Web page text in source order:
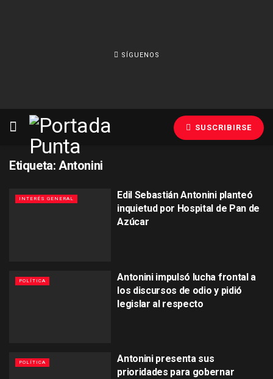
SÍGUENOS
SUSCRIBIRSE
Etiqueta: Antonini
INTERÉS GENERAL
Edil Sebastián Antonini planteó
inquietud por Hospital de Pan de
Azúcar
POLÍTICA
Antonini impulsó lucha frontal a
los discursos de odio y pidió
legislar al respecto
POLÍTICA
Antonini presenta sus
prioridades para gobernar